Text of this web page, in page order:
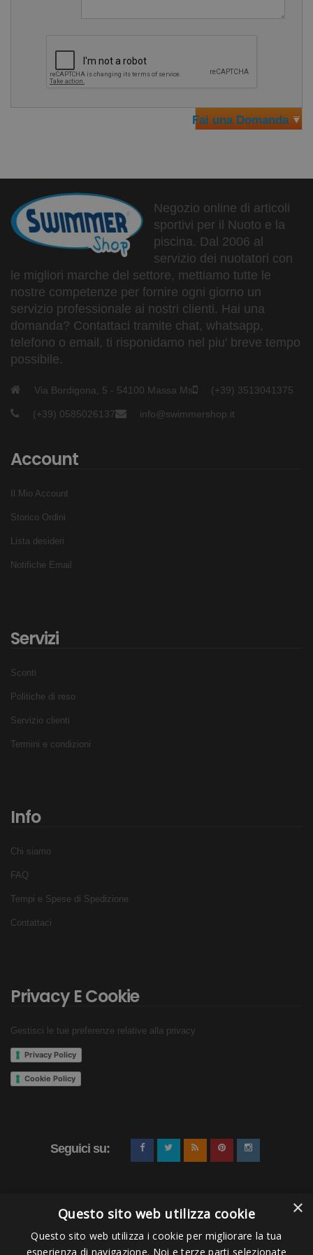
Fai una Domanda
Negozio online di articoli
sportivi per il Nuoto e la
piscina. Dal 2006 al
servizio dei nuotatori con
le migliori marche del settore, mettiamo tutte le
nostre competenze per fornire ogni giorno un
servizio professionale ai nostri clienti. Hai una
domanda? Contattaci tramite chat, whatsapp,
telefono o email, ti risponidamo nel piu' breve tempo
possibile.
Via Bordigona, 5 - 54100 Massa Ms (+39) 3513041375
(+39) 0585026137 info@swimmershop.it
Account
Il Mio Account
Storico Ordini
Lista desideri
Notifiche Email
Servizi
Sconti
Politiche di reso
Servizio clienti
Termini e condizioni
Info
Chi siamo
FAQ
Tempi e Spese di Spedizione
Contattaci
Privacy E Cookie
Gestisci le tue preferenze relative alla privacy
Privacy Policy
Cookie Policy
Seguici su:
×
Questo sito web utilizza cookie
Questo sito web utilizza i cookie per migliorare la tua
esperienza di navigazione. Noi e terze parti selezionate